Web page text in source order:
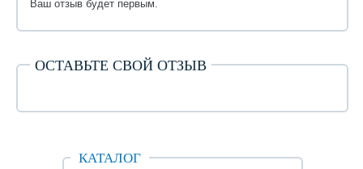
Ваш отзыв будет первым.
ОСТАВЬТЕ СВОЙ ОТЗЫВ
КАТАЛОГ